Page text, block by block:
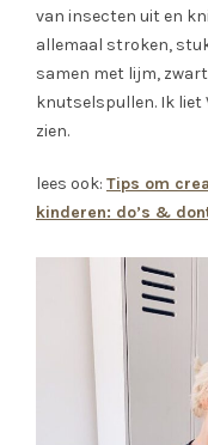
van insecten uit en
allemaal stroken,
samen met lijm,
knutselspullen. Ik liet
zien.
lees ook: Tips om
kinderen: do’s &